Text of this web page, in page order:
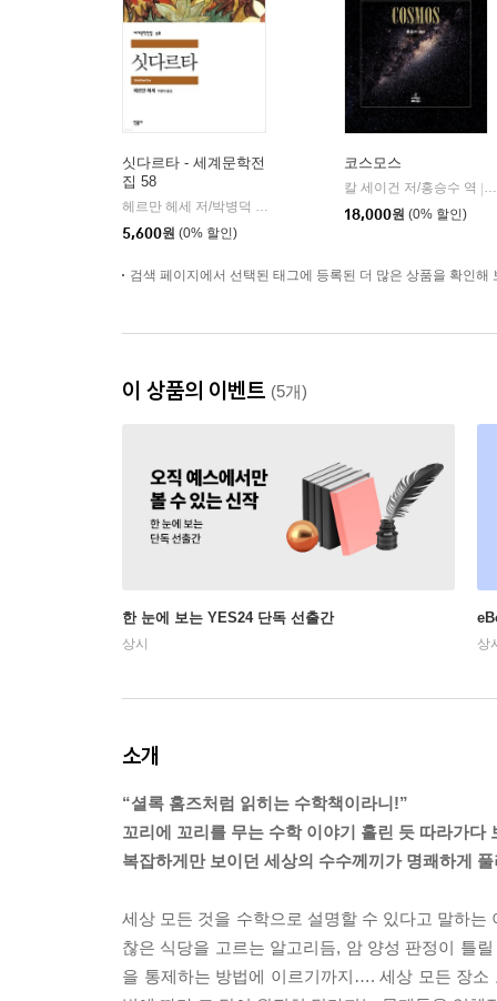
싯다르타 - 세계문학전
집 58
5,600원 (0% 할인)
코스모스
칼 세이건 저/홍승수 역 |
18,000원 (0% 할인)
검색 페이지에서 선택된 태그에 등록된 더 많은 상품을 확인해
이 상품의 이벤트 (5개)
한 눈에 보는 YES24 단독 선출간
상시 상
소개
“셜록 홈즈처럼 읽히는 수학책이라니!”
꼬리에 꼬리를 무는 수학 이야기 홀린 듯 따라가다
복잡하게만 보이던 세상의 수수께끼가 명쾌하게
세상 모든 것을 수학으로 설명할 수 있다고 말하
찮은 식당을 고르는 알고리듬, 암 양성 판정이 틀
을 통제하는 방법에 이르기까지…. 세상 모든 장